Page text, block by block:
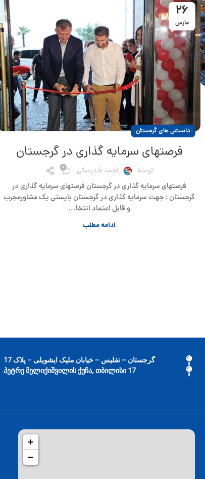
26
مارس
دانستنی های گرجستان
فرصتهای سرمایه گذاری در گرجستان
توسط احمد فندرسکی 0
فرصتهای سرمایه گذاری در گرجستان فرصتهای سرمایه گذاری در
گرجستان : جهت سرمایه گذاری در گرجستان بایستی یک مشاورمجرب
و قابل اعتماد انتخا...
ادامه مطلب
گرجستان – تفلیس – خیابان ملیک ایشویلی – پلاک 17
17 პეტრე მელიქიშვილის ქუჩა, თბილისი
+
−